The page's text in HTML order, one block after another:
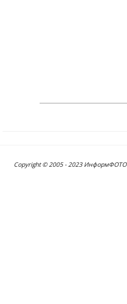
Copyright © 2005 - 2023 ИнформФОТО